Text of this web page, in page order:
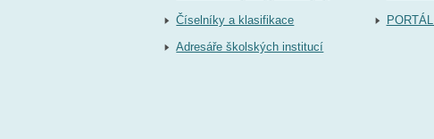
Číselníky a klasifikace
Adresáře školských institucí